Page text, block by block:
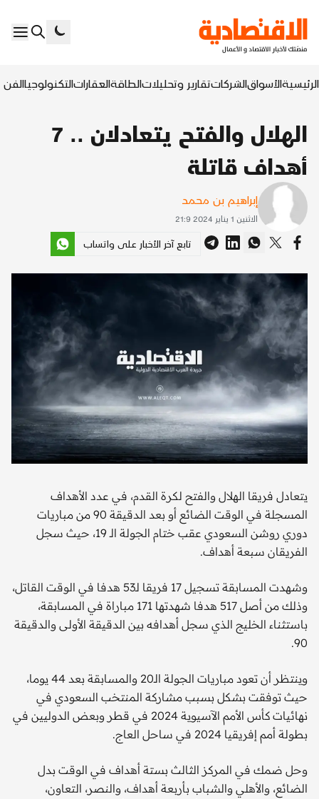
الرئيسيةالأسواقالشركاتتقارير وتحليلاتالطاقةالعقاراتالتكنولوجياالفن
الهلال والفتح يتعادلان .. 7
أهداف قاتلة
إبراهيم بن محمد
الاثنين 1 يناير 2024 21:9
تابع آخر الأخبار على واتساب
يتعادل فريقا الهلال والفتح لكرة القدم، في عدد الأهداف
المسجلة في الوقت الضائع أو بعد الدقيقة 90 من مباريات
دوري روشن السعودي عقب ختام الجولة الـ 19، حيث سجل
الفريقان سبعة أهداف.
وشهدت المسابقة تسجيل 17 فريقا لـ53 هدفا في الوقت القاتل،
وذلك من أصل 517 هدفا شهدتها 171 مباراة في المسابقة،
باستثناء الخليج الذي سجل أهدافه بين الدقيقة الأولى والدقيقة
90.
وينتظر أن تعود مباريات الجولة الـ20 والمسابقة بعد 44 يوما،
حيث توفقت بشكل بسبب مشاركة المنتخب السعودي في
نهائيات كأس الأمم الآسيوية 2024 في قطر وبعض الدوليين في
بطولة أمم إفريقيا 2024 في ساحل العاج.
وحل ضمك في المركز الثالث بستة أهداف في الوقت بدل
الضائع، والأهلي والشباب بأربعة أهداف، والنصر، التعاون،